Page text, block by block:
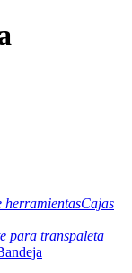
herramientasCajas
para transpaleta